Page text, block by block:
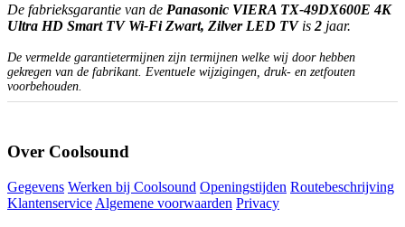
De fabrieksgarantie van de Panasonic VIERA TX-49DX600E 4K
Ultra HD Smart TV Wi-Fi Zwart, Zilver LED TVis 2 jaar.
De vermelde garantietermijnen zijn termijnen welke wij door hebben
gekregen van de fabrikant. Eventuele wijzigingen, druk- en zetfouten
voorbehouden.
Over Coolsound
Gegevens Werken bij Coolsound Openingstijden Routebeschrijving
Klantenservice Algemene voorwaarden Privacy